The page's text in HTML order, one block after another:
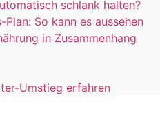
schlank halten?
So kann es aussehen
in Zusammenhang
Umstieg erfahren